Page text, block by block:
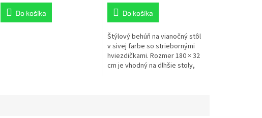
Do košíka Do košíka
Štýlový behúň na vianočný stôl
v sivej farbe so striebornými
hviezdičkami. Rozmer 180 × 32
cm je vhodný na dlhšie stoly,